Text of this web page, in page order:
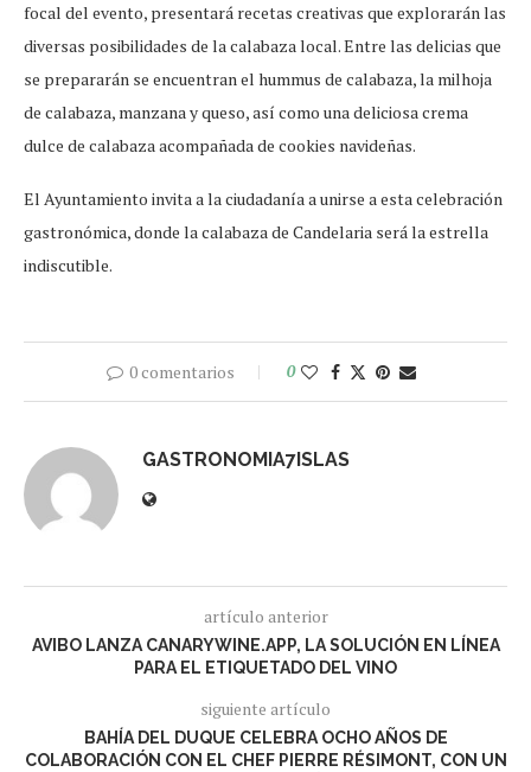
focal del evento, presentará recetas creativas que explorarán las
diversas posibilidades de la calabaza local. Entre las delicias que
se prepararán se encuentran el hummus de calabaza, la milhoja
de calabaza, manzana y queso, así como una deliciosa crema
dulce de calabaza acompañada de cookies navideñas.
El Ayuntamiento invita a la ciudadanía a unirse a esta celebración
gastronómica, donde la calabaza de Candelaria será la estrella
indiscutible.
0 comentarios 0
GASTRONOMIA7ISLAS
artículo anterior
AVIBO LANZA CANARYWINE.APP, LA SOLUCIÓN EN LÍNEA
PARA EL ETIQUETADO DEL VINO
siguiente artículo
BAHÍA DEL DUQUE CELEBRA OCHO AÑOS DE
COLABORACIÓN CON EL CHEF PIERRE RÉSIMONT, CON UN